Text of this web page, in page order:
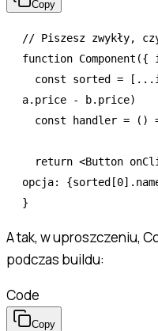
Copy
// Piszesz zwykły,
function Component ({
  const
sorted = [ ...
a.price - b.price)
  const
handler = ()
  return
<Button
opcja: {sorted[0
}
A tak, w uproszczeniu,
podczas buildu:
Code
Copy